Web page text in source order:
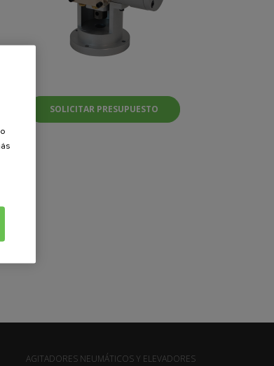
SOLICITAR PRESUPUESTO
AGITADORES NEUMÁTICOS Y ELEVADORES